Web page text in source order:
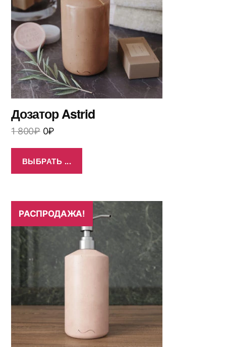
Дозатор Astrid
1 800₽ 0₽
ВЫБРАТЬ ...
РАСПРОДАЖА!